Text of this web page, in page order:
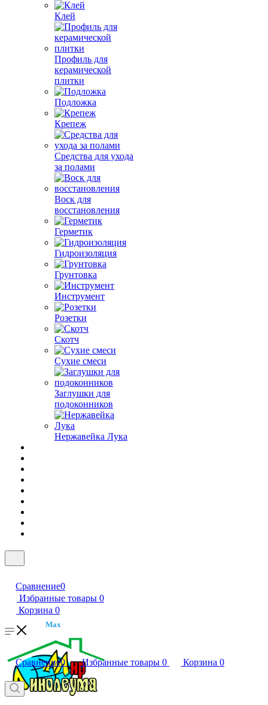
Клей
Профиль для
керамической
плитки
Подложка
Крепеж
Средства для ухода
за полами
Воск для
восстановления
Герметик
Гидроизоляция
Грунтовка
Инструмент
Розетки
Скотч
Сухие смеси
Заглушки для
подоконников
Нержавейка Лука
Сравнение0
Избранные товары 0
Корзина 0
Max
Сравнение0 Избранные товары 0 Корзина 0